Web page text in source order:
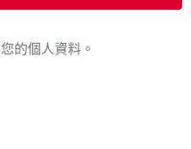
的個人資料。